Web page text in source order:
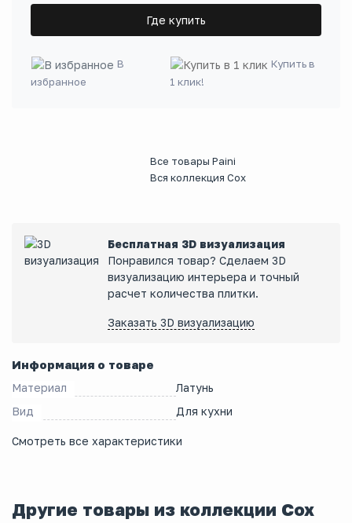
Где купить
В
избранное
Купить в
1 клик!
Все товары Paini
Вся коллекция Cox
Бесплатная 3D визуализация
Понравился товар? Сделаем 3D
визуализацию интерьера и точный
расчет количества плитки.
Заказать 3D визуализацию
Информация о товаре
Материал
Латунь
Вид
Для кухни
Смотреть все характеристики
Другие товары из коллекции Cox